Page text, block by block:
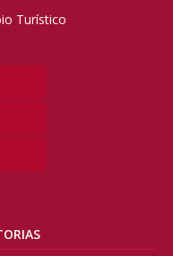
Turístico